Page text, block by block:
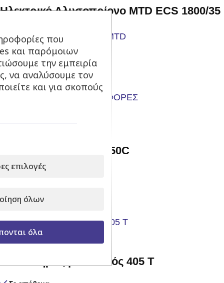
Ηλεκτρικό Αλυσοπρίονο MTD ECS 1800/35
Σε απόθεμα
129,00€ με Φ.Π.Α.
Προσθήκη στο καλάθι
Αντλία ψεκασμού TF 50C
Σε απόθεμα
Προσθήκη στο καλάθι
Ψεκαστήρας μεταλλικός 405 Τ
που
και παρόμοιων
την εμπειρία
να αναλύσουμε τον
και για σκοπούς
επιλογές
όλων
όλα